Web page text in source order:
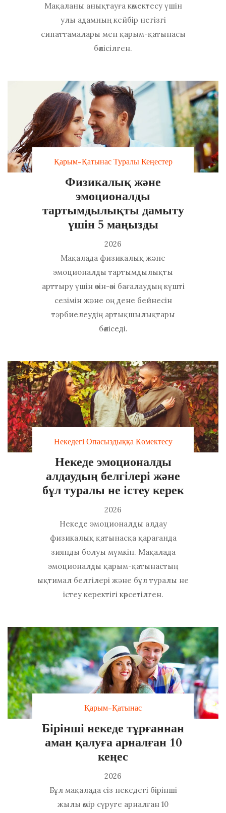
Мақаланы анықтауға көмектесу үшін
улы адамның кейбір негізгі
сипаттамалары мен қарым-қатынасы
бөлісілген.
Қарым-Қатынас Туралы Кеңестер
Физикалық және
эмоционалды
тартымдылықты дамыту
үшін 5 маңызды
2026
Мақалада физикалық және
эмоционалды тартымдылықты
арттыру үшін өзін-өзі бағалаудың күшті
сезімін және оң дене бейнесін
тәрбиелеудің артықшылықтары
бөліседі.
Некедегі Опасыздыққа Көмектесу
Некеде эмоционалды
алдаудың белгілері және
бұл туралы не істеу керек
2026
Некеде эмоционалды алдау
физикалық қатынасқа қарағанда
зиянды болуы мүмкін. Мақалада
эмоционалды қарым-қатынастың
ықтимал белгілері және бұл туралы не
істеу керектігі көрсетілген.
Қарым-Қатынас
Бірінші некеде тұрғаннан
аман қалуға арналған 10
кеңес
2026
Бұл мақалада сіз некедегі бірінші
жылы өмір сүруге арналған 10